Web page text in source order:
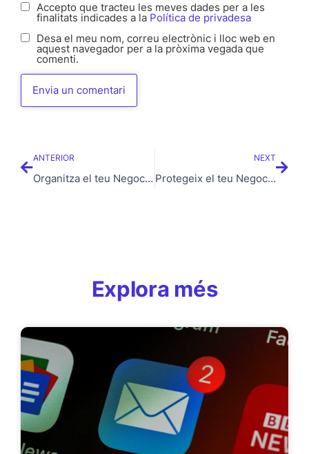
Accepto que tracteu les meves dades per a les
finalitats indicades a la Política de privadesa
Desa el meu nom, correu electrònic i lloc web en
aquest navegador per a la pròxima vegada que
comenti.
ANTERIOR
Organitza el teu Negoci a Vic amb Trello: Consells per a Serveis Informàtics i Gestió Eficient
NEXT
Protegeix el teu Negoci a Vic: Recupera Comptes Hackejats i Reforça la teva Ciberseguretat
Explora més